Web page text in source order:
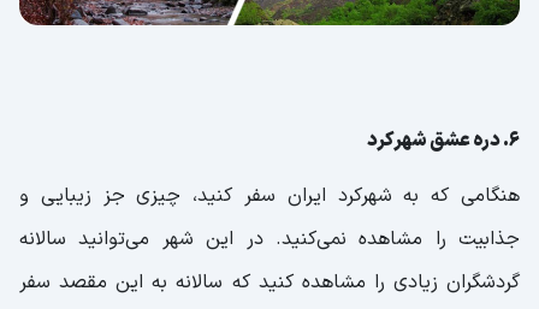
6. دره عشق شهرکرد
هنگامی که به شهرکرد ایران سفر کنید، چیزی جز زیبایی و
جذابیت را مشاهده نمی‌کنید. در این شهر می‌توانید سالانه
گردشگران زیادی را مشاهده کنید که سالانه به این مقصد سفر